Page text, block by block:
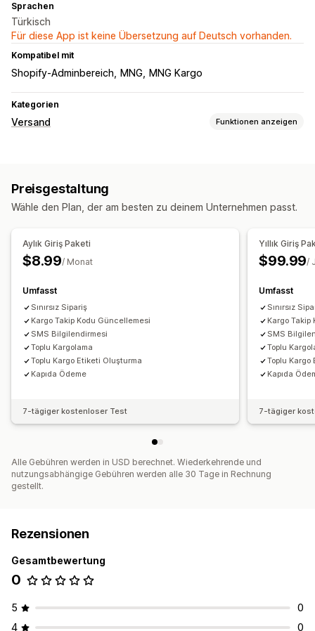
Sprachen
Türkisch
Für diese App ist keine Übersetzung auf Deutsch vorhanden.
Kompatibel mit
Shopify-Adminbereich MNG MNG Kargo
Kategorien
Versand Funktionen anzeigen
Lieferscheine Verpackung
Kommissionierlisten Versandregeln
Verwaltung von Lieferungen
Tracking-Seite mit Branding
E-Mail-Benachrichtigungen
Bestellupdates
Preisgestaltung
Wähle den Plan, der am besten zu deinem Unternehmen passt.
Aylık Giriş Paketi
$8.99/ Monat
Umfasst
Sınırsız Sipariş
Kargo Takip Kodu Güncellemesi
SMS Bilgilendirmesi
Toplu Kargolama
Toplu Kargo Etiketi Oluşturma
Kapıda Ödeme
7-tägiger kostenloser Test
Yıllık Giriş
$99.99/
Umfasst
Sınırsız
Kargo
SMS
Toplu
Toplu
Kapıda
7-tägiger
Alle Gebühren werden in USD berechnet. Wiederkehrende und
nutzungsabhängige Gebühren werden alle 30 Tage in Rechnung
gestellt.
Rezensionen
Gesamtbewertung
0
5
0
4
0